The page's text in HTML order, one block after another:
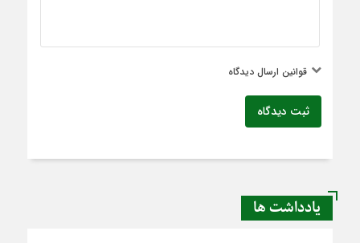
قوانین ارسال دیدگاه
ثبت دیدگاه
یادداشت ها